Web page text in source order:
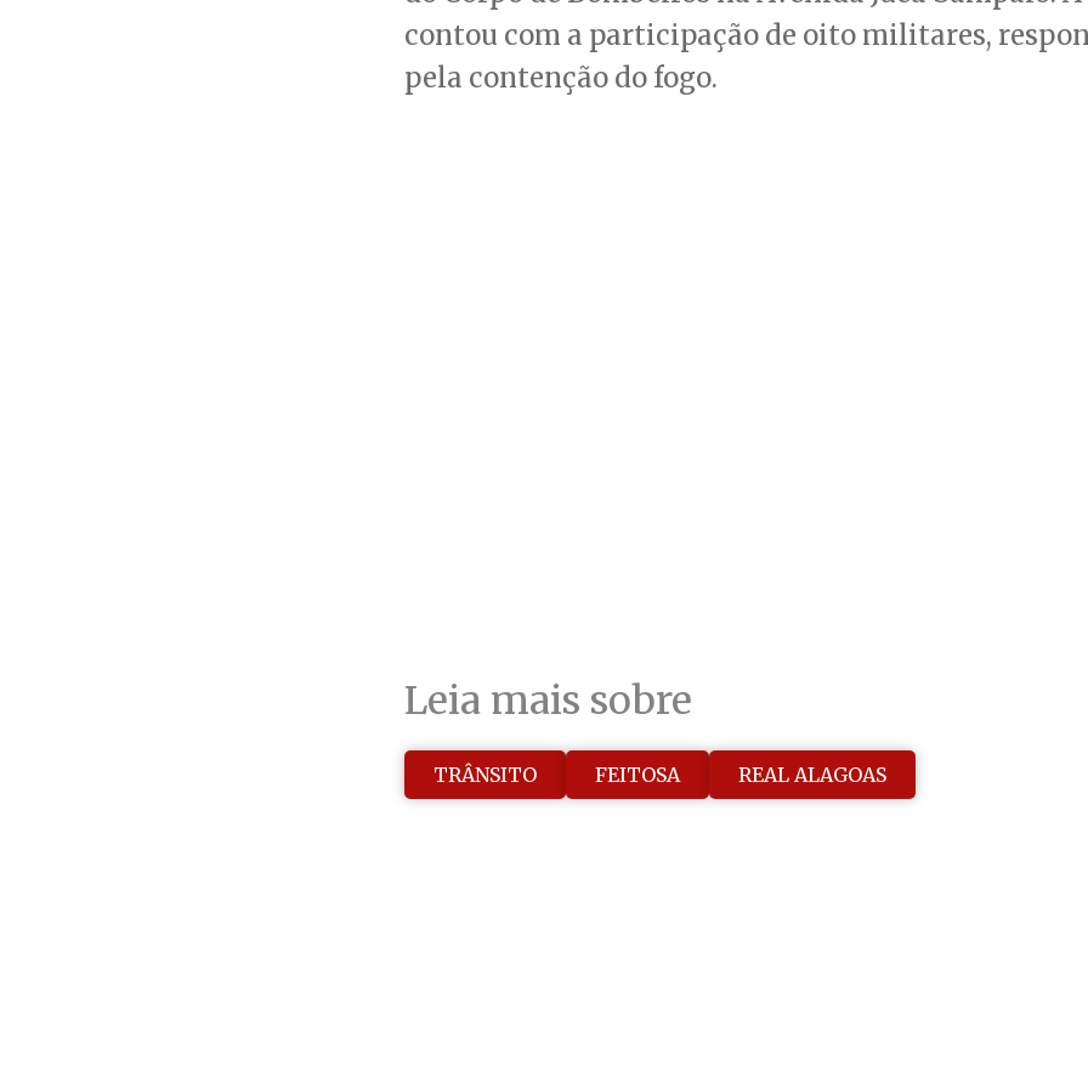
contou com a participação de oito militares,
pela contenção do fogo.
Leia mais sobre
TRÂNSITO FEITOSA REAL ALAGOAS